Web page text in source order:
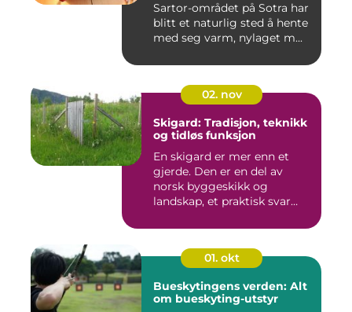
Sartor-området på Sotra har
blitt et naturlig sted å hente
med seg varm, nylaget m...
02. nov
Skigard: Tradisjon, teknikk
og tidløs funksjon
En skigard er mer enn et
gjerde. Den er en del av
norsk byggeskikk og
landskap, et praktisk svar
01. okt
Bueskytingens verden: Alt
om bueskyting-utstyr